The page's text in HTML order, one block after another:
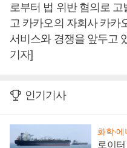
로부터 법 위반 혐의로
고 카카오의 자회사 카카
서비스와 경쟁을 앞두고
기자]
인기기사
화학·에
로이